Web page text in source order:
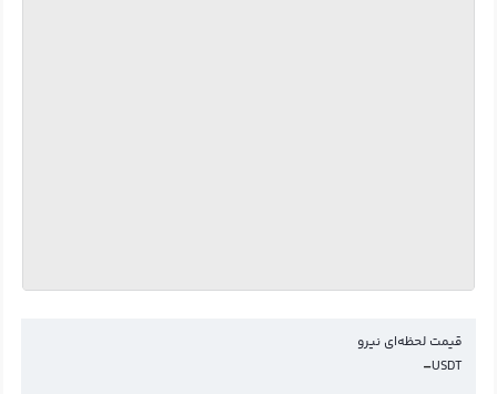
قیمت لحظه‌ای نیرو
USDT
-